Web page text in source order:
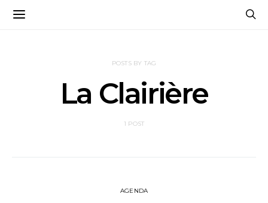
POSTS BY TAG
La Clairière
1 POST
AGENDA